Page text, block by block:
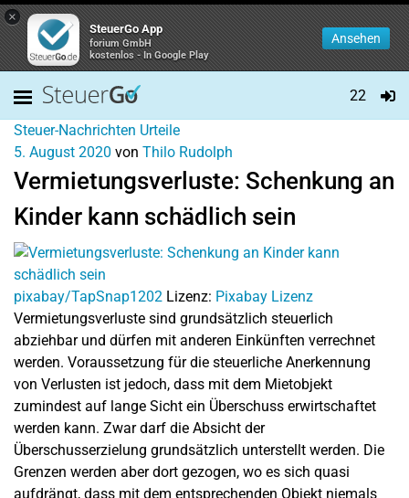
×
SteuerGo App
forium GmbH
kostenlos - In Google Play
Ansehen
22
Steuer-Nachrichten Urteile
5. August 2020 von Thilo Rudolph
Vermietungsverluste: Schenkung an
Kinder kann schädlich sein
pixabay/TapSnap1202 Lizenz: Pixabay Lizenz
Vermietungsverluste sind grundsätzlich steuerlich
abziehbar und dürfen mit anderen Einkünften verrechnet
werden. Voraussetzung für die steuerliche Anerkennung
von Verlusten ist jedoch, dass mit dem Mietobjekt
zumindest auf lange Sicht ein Überschuss erwirtschaftet
werden kann. Zwar darf die Absicht der
Überschusserzielung grundsätzlich unterstellt werden. Die
Grenzen werden aber dort gezogen, wo es sich quasi
aufdrängt, dass mit dem entsprechenden Objekt niemals